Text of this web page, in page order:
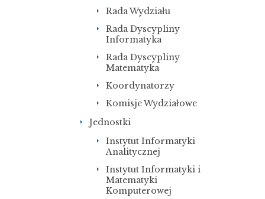
Rada Wydziału
Rada Dyscypliny
Informatyka
Rada Dyscypliny
Matematyka
Koordynatorzy
Komisje Wydziałowe
Jednostki
Instytut Informatyki
Analitycznej
Instytut Informatyki i
Matematyki
Komputerowej